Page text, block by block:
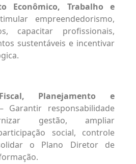
Econômico, Trabalho e
empreendedorismo,
capacitar profissionais,
sustentáveis e incentivar
Planejamento e
Garantir responsabilidade
gestão, ampliar
social, controle
o Plano Diretor de